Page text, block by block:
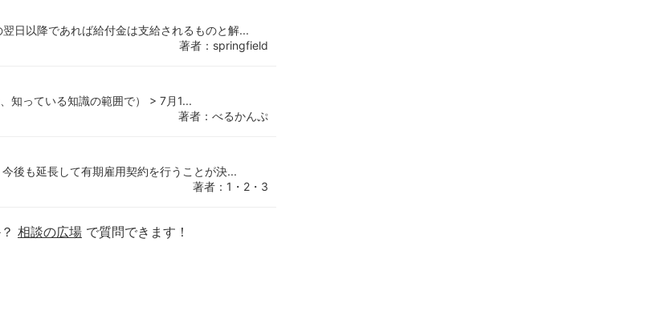
日以降であれば給付金は支給されるものと解...
著者：springfield
知っている知識の範囲で） > 7月1...
著者：べるかんぷ
後も延長して有期雇用契約を行うことが決...
著者：1・2・3
相談の広場 で質問できます！